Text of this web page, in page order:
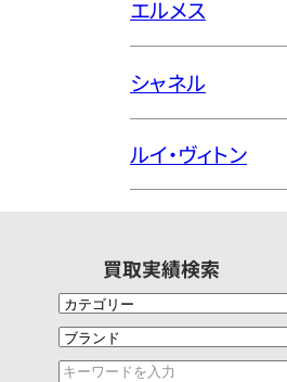
エルメス
シャネル
ルイ・ヴィトン
買取実績検索